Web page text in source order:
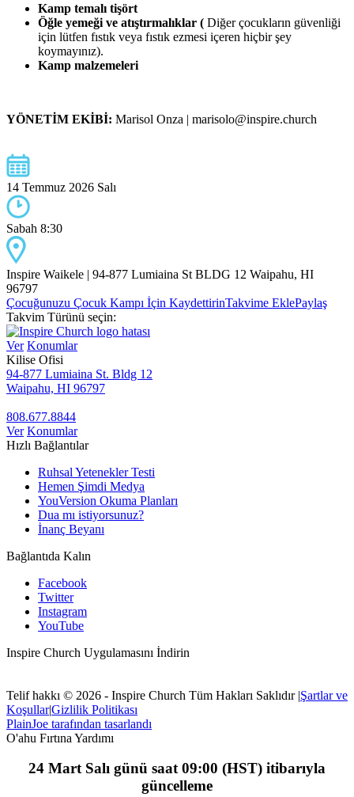
Kamp temalı tişört
Öğle yemeği ve atıştırmalıklar ( Diğer çocukların güvenliği
için lütfen fıstık veya fıstık ezmesi içeren hiçbir şey
koymayınız).
Kamp malzemeleri
YÖNETİM EKİBİ: Marisol Onza | marisolo@inspire.church
14 Temmuz 2026 Salı
Sabah 8:30
Inspire Waikele | 94-877 Lumiaina St BLDG 12 Waipahu, HI
96797
Çocuğunuzu Çocuk Kampı İçin KaydettirinTakvime EklePaylaş
Takvim Türünü seçin:
Ver Konumlar
Kilise Ofisi
94-877 Lumiaina St. Bldg 12
Waipahu, HI 96797
808.677.8844
Ver Konumlar
Hızlı Bağlantılar
Ruhsal Yetenekler Testi
Hemen Şimdi Medya
YouVersion Okuma Planları
Dua mı istiyorsunuz?
İnanç Beyanı
Bağlantıda Kalın
Facebook
Twitter
Instagram
YouTube
Inspire Church Uygulamasını İndirin
Telif hakkı © 2026 - Inspire Church Tüm Hakları Saklıdır |Şartlar ve
Koşullar|Gizlilik Politikası
PlainJoe tarafından tasarlandı
O'ahu Fırtına Yardımı
24 Mart Salı günü saat 09:00 (HST) itibarıyla
güncelleme